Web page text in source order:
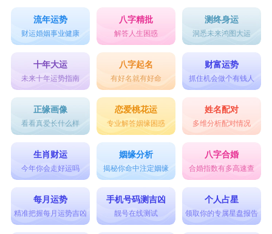
流年运势
财运婚姻事业健康
八字精批
解答人生困惑
测终身运
洞悉未来鸿图大运
十年大运
未来十年运势指南
八字起名
有好名就有好命
财富运势
抓住机会做个有钱人
正缘画像
看看真爱长什么样
恋爱桃花运
专业解答姻缘困惑
姓名配对
多维分析配对情况
生肖财运
今年你会走好运吗
姻缘分析
揭秘你命中注定姻缘
八字合婚
合婚指数有多高速查
每月运势
精准把握每月运势吉凶
手机号码测吉凶
靓号在线测试
个人占星
领取你的专属星盘报告